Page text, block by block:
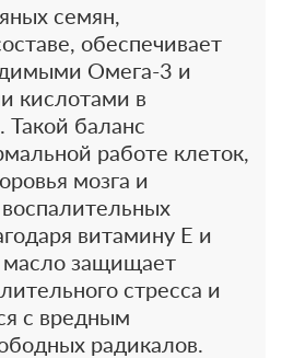
семян,
обеспечивает
Омега-3 и
кислотами в
баланс
работе клеток,
мозга и
витамину Е и
масло защищает
стресса и
с вредным
радикалов.